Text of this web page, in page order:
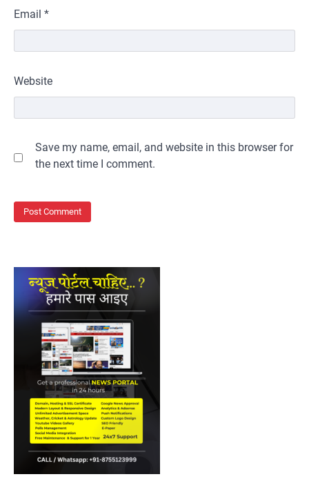
Email *
Website
Save my name, email, and website in this browser for
the next time I comment.